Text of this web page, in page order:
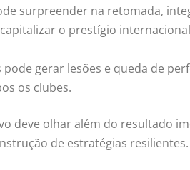
surpreender na retomada,
o prestígio
pode gerar lesões e queda de
os clubes.
deve olhar além do resultado
de estratégias